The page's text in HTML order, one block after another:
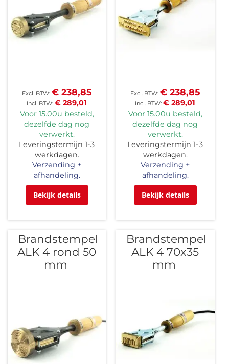
€ 289,01
€ 238,85
Voor 15.00u besteld,
dezelfde dag nog
verwerkt.
Leveringstermijn 1-3
werkdagen.
Verzending +
afhandeling.
Bekijk details
€ 289,01
€ 238,85
Voor 15.00u besteld,
dezelfde dag nog
verwerkt.
Leveringstermijn 1-3
werkdagen.
Verzending +
afhandeling.
Bekijk details
Brandstempel
ALK 4 rond 50
mm
Brandstempel
ALK 4 70x35
mm